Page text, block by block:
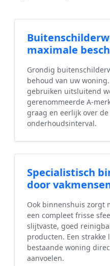
maximale
Grondig
behoud van uw
gebruiken uitsluitend
gerenommeerde A-
graag en eerlijk over
onderhoudsinterval.
Specialistisch
door
Ook binnenshuis zorgt
een compleet frisse
slijtvaste, goed
producten. Een strakke
bestaande woning
aanvoelen.